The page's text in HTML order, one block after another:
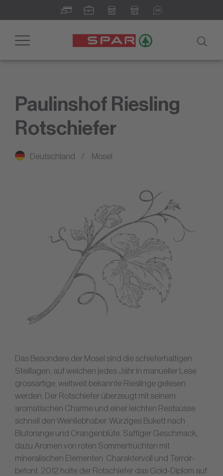
Toggle
Paulinshof Riesling
Rotschiefer
Deutschland Mosel
Das Besondere der Mosel sind die schieferhaltigen
Steillagen, auf welchen jedes Jahr in manueller Lese
grossartige, weltweit bekannte Rieslinge gelesen
werden. Der Rotschiefer überzeugt mit seinem
aromatischen Charme und einer leichten Restsüsse
schnell den Weinliebhaber. Würziges Bukett nach
Blutorange und Orangenblüte. Saftiger Geschmack,
dazu Aromen von roten Sommerfrüchten mit
mineralischen Elementen. Charaktervoll und Terroir-
betont. 2012 holte der Rotschiefer das Gold-Diplom auf